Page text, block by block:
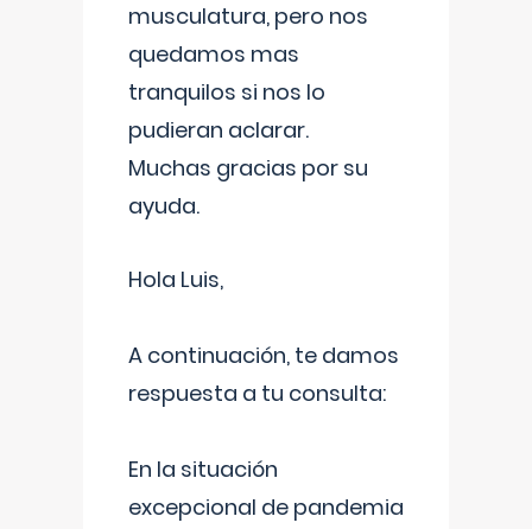
musculatura, pero nos
quedamos mas
tranquilos si nos lo
pudieran aclarar.
Muchas gracias por su
ayuda.
Hola Luis,
A continuación, te damos
respuesta a tu consulta:
En la situación
excepcional de pandemia